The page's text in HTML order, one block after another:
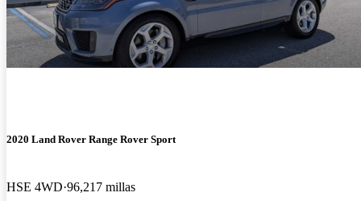
2020 Land Rover Range Rover Sport
HSE 4WD 96,217 millas